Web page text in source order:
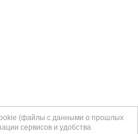
(файлы с данными о прошлых
сервисов и удобства